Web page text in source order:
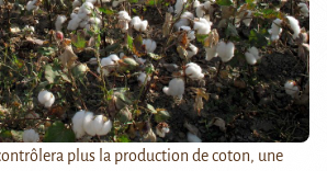
plus la production de coton, une